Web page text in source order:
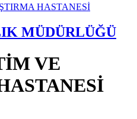
MÜDÜRLÜĞÜ
VE